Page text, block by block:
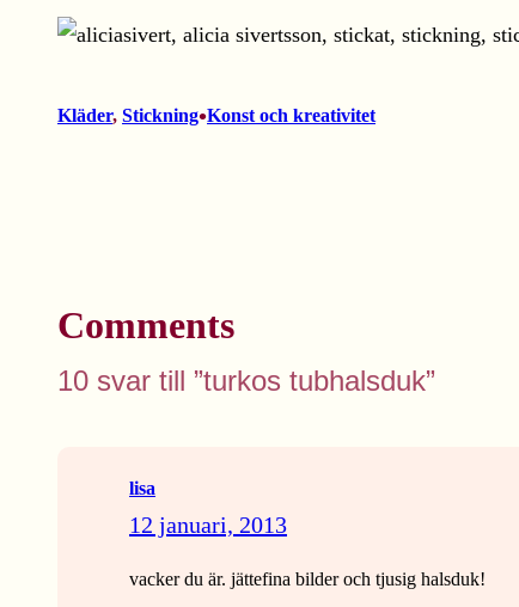
Kläder, Stickning•Konst och kreativitet
Comments
10 svar till ”turkos tubhalsduk”
lisa
12 januari, 2013
vacker du är. jättefina bilder och tjusig halsduk!